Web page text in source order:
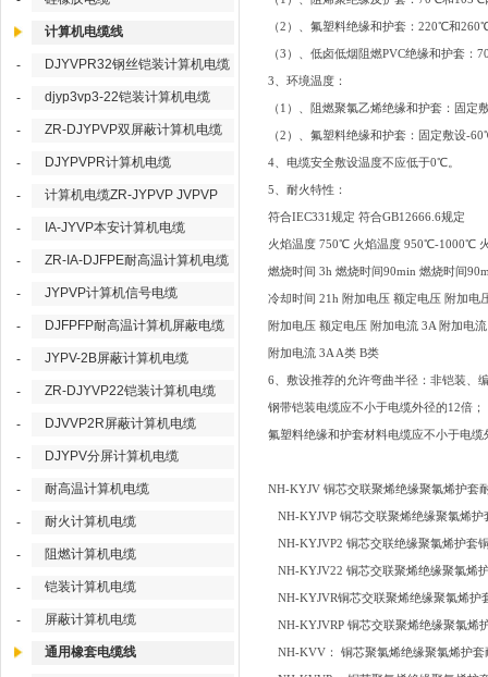
计算机电缆线
- DJYVPR32钢丝铠装计算机电缆
- djyp3vp3-22铠装计算机电缆
- ZR-DJYPVP双屏蔽计算机电缆
- DJYPVPR计算机电缆
- 计算机电缆ZR-JYPVP JVPVP
- IA-JYVP本安计算机电缆
- ZR-IA-DJFPE耐高温计算机电缆
- JYPVP计算机信号电缆
- DJFPFP耐高温计算机屏蔽电缆
- JYPV-2B屏蔽计算机电缆
- ZR-DJYVP22铠装计算机电缆
- DJVVP2R屏蔽计算机电缆
- DJYPV分屏计算机电缆
- 耐高温计算机电缆
- 耐火计算机电缆
- 阻燃计算机电缆
- 铠装计算机电缆
- 屏蔽计算机电缆
通用橡套电缆线
（2）、氟塑料绝缘和护套：220℃和
（3）、低卤低烟阻燃PVC绝缘和护套
3、环境温度：
（1）、阻燃聚氯乙烯绝缘和护套：固
（2）、氟塑料绝缘和护套：固定敷设-
4、电缆安全敷设温度不应低于0℃。
5、耐火特性：
符合IEC331规定 符合GB12666.6规定
火焰温度 750℃ 火焰温度 950℃-1000℃
燃烧时间 3h 燃烧时间90min 燃烧时间
冷却时间 21h 附加电压 额定电压 附加电
附加电压 额定电压 附加电流 3A 附加电
附加电流 3A A类 B类
6、敷设推荐的允许弯曲半径：非铠装、
钢带铠装电缆应不小于电缆外径的12倍；
氟塑料绝缘和护套材料电缆应不小于电缆
NH-KYJV 铜芯交联聚烯绝缘聚氯烯护套
NH-KYJVP 铜芯交联聚烯绝缘聚氯烯护
NH-KYJVP2 铜芯交联绝缘聚氯烯护套
NH-KYJV22 铜芯交联聚烯绝缘聚氯烯
NH-KYJVR铜芯交联聚烯绝缘聚氯烯护
NH-KYJVRP 铜芯交联聚烯绝缘聚氯烯
NH-KVV： 铜芯聚氯烯绝缘聚氯烯护套